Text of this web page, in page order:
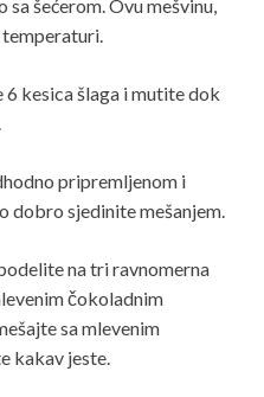
šećerom. Ovu mešvinu,
kesica šlaga i mutite dok
pripremljenom i
dobro sjedinite mešanjem.
na tri ravnomerna
čokoladnim
sa mlevenim
kakav jeste.